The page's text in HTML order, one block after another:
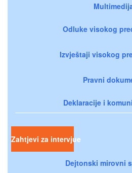
Odluke visokog
Izvještaji visokog
Pravni
Deklaracije i
Zahtjevi za intervjue
Dejtonski mirovni